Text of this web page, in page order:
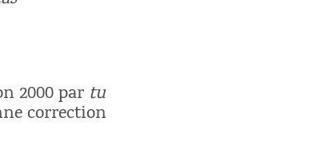
2000 par tu
correction